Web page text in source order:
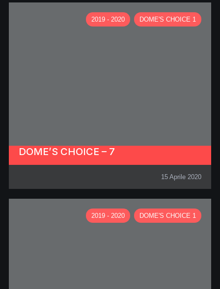
2019 - 2020 DOME'S CHOICE 1
DOME’S CHOICE – 7
15 Aprile 2020
2019 - 2020 DOME'S CHOICE 1